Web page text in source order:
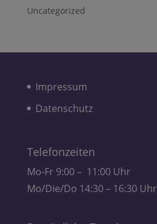
Uncategorized
Impressum
Datenschutz
Telefonzeiten
Mo-Fr 9:00 – 11:00 Uhr
Mo/Die/Do 14:30 – 16:30 Uhr